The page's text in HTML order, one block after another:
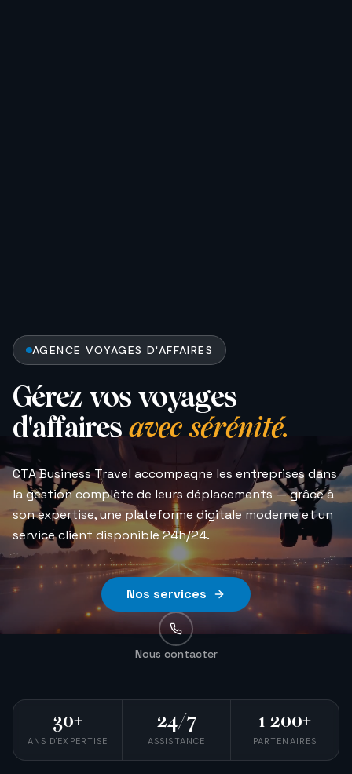
AGENCE VOYAGES D'AFFAIRES
Gérez vos voyages
d'affaires avec sérénité.
CTA Business Travel accompagne les entreprises dans
la gestion complète de leurs déplacements — grâce à
son expertise, une plateforme digitale moderne et un
service client disponible 24h/24.
Nos services
Nous contacter
30+
ANS D'EXPERTISE
24/7
ASSISTANCE
1 200+
PARTENAIRES